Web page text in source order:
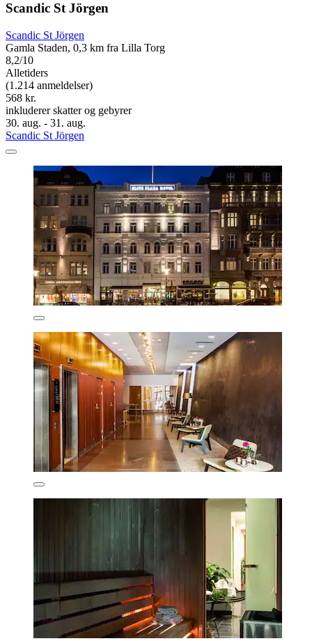
Scandic St Jörgen
Scandic St Jörgen
Gamla Staden, 0,3 km fra Lilla Torg
8,2/10
Alletiders
(1.214 anmeldelser)
568 kr.
inkluderer skatter og gebyrer
30. aug. - 31. aug.
Scandic St Jörgen